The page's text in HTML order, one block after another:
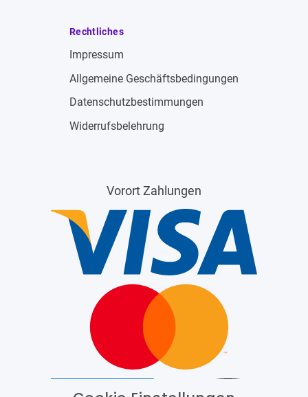
Rechtliches
Impressum
Allgemeine Geschäftsbedingungen
Datenschutzbestimmungen
Widerrufsbelehrung
Vorort Zahlungen